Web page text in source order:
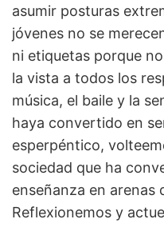
asumir posturas
jóvenes no se
ni etiquetas porque
la vista a todos los
música, el baile y la
haya convertido en
esperpéntico,
sociedad que ha
enseñanza en arenas
Reflexionemos y